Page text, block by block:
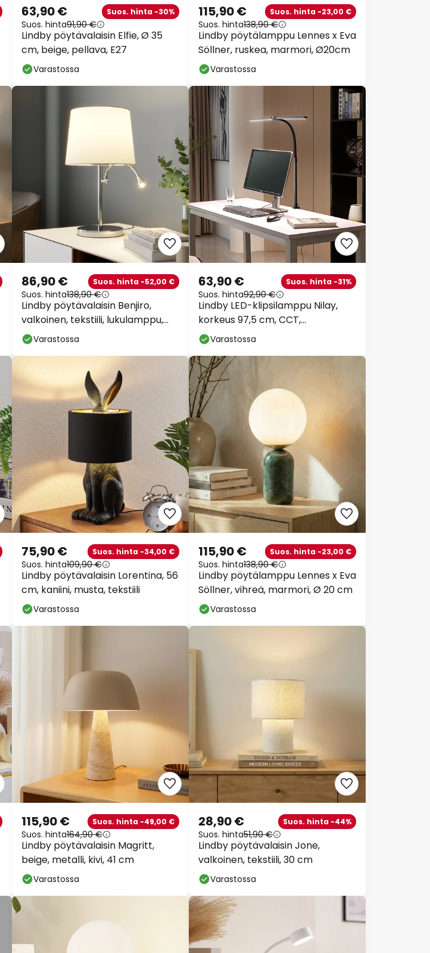
Lindby pöytävalaisin Elfie, Ø 35
cm, beige, pellava, E27
63,90 € Suos. hinta -30%
Suos. hinta91,90 €
Varastossa
Lindby pöytälamppu Lennes x Eva
Söllner, ruskea, marmori, Ø20cm
115,90 € Suos. hinta -23,00 €
Suos. hinta138,90 €
Varastossa
Lindby pöytävalaisin Benjiro,
valkoinen, tekstiili, lukulamppu,
52cm
86,90 € Suos. hinta -52,00 €
Suos. hinta138,90 €
Varastossa
Lindby LED-klipsilamppu Nilay,
korkeus 97,5 cm, CCT,
kotitoimisto
63,90 € Suos. hinta -31%
Suos. hinta92,90 €
Varastossa
Lindby pöytävalaisin Lorentina, 56
cm, kaniini, musta, tekstiili
75,90 € Suos. hinta -34,00 €
Suos. hinta109,90 €
Varastossa
Lindby pöytälamppu Lennes x Eva
Söllner, vihreä, marmori, Ø 20 cm
115,90 € Suos. hinta -23,00 €
Suos. hinta138,90 €
Varastossa
Lindby pöytävalaisin Magritt,
beige, metalli, kivi, 41 cm
115,90 € Suos. hinta -49,00 €
Suos. hinta164,90 €
Varastossa
Lindby pöytävalaisin Jone,
valkoinen, tekstiili, 30 cm
28,90 € Suos. hinta -44%
Suos. hinta51,90 €
Varastossa